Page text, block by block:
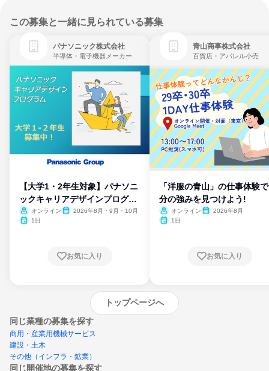
この募集と一緒に見られている募集
パナソニック株式会社
半導体・電子機器メーカー
【大学1・2年生対象】パナソニ
ックキャリアデザインプログラ
ム
オンライン
2026年8月・9月・10月
1日
お気に入り
青山商事株式会社
百貨店・アパレル小売
「洋服の青山」の仕事体験
分の強みを見つけよう!
オンライン
2026年8月
1日
お気に入り
トップページへ
同じ業種の募集を探す
商用・産業用機械サービス
建設・土木
その他（インフラ・鉱業）
同じ開催地の募集を探す